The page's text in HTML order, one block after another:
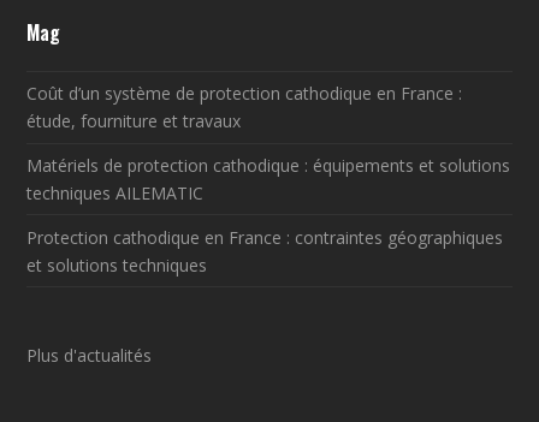
Mag
Coût d’un système de protection cathodique en France :
étude, fourniture et travaux
Matériels de protection cathodique : équipements et solutions
techniques AILEMATIC
Protection cathodique en France : contraintes géographiques
et solutions techniques
Plus d'actualités